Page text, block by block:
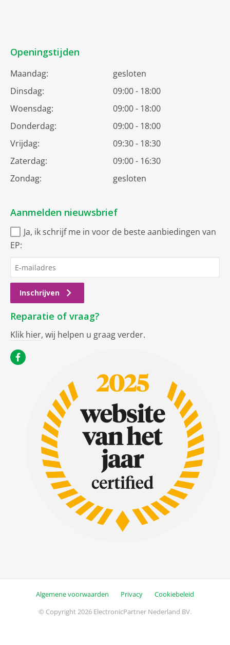
Openingstijden
Maandag:
gesloten
Dinsdag:
09:00 - 18:00
Woensdag:
09:00 - 18:00
Donderdag:
09:00 - 18:00
Vrijdag:
09:30 - 18:30
Zaterdag:
09:00 - 16:30
Zondag:
gesloten
Aanmelden nieuwsbrief
Ja, ik schrijf me in voor de beste aanbiedingen van
EP:
Inschrijven
Reparatie of vraag?
Klik hier, wij helpen u graag verder.
Algemene voorwaarden Privacy
Cookiebeleid
© Copyright 2026 ElectronicPartner Nederland BV.